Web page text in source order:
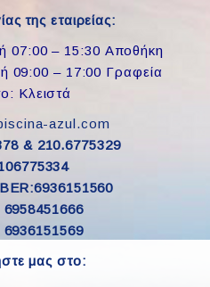
της εταιρείας:
07:00 – 15:30 Αποθήκη
09:00 – 17:00 Γραφεία
Κλειστά
azul.com
& 210.6775329
μας στο: